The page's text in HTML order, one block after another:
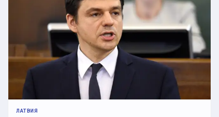
ЛАТВИЯ